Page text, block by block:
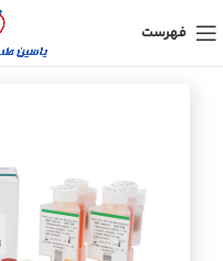
فهرست